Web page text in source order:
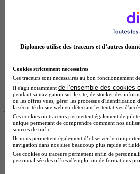
Master Informatique à Paris
Master Psychologie à Angers
BTS Communication à Lyon
BTS Ndrc à Lyon
Les intitulés de diplôme
les plus recherchés
BTS Esf en alternance
BTS Dietetique en alternance
BTS Mco en alternance
Diplomeo utilise des traceurs et d’autres
Cookies strictement nécessaires
Ces traceurs sont nécessaires au bon fonctionnement
Il s'agit notamment de l'ensemble des cookies
pendant sa navigation sur le site, de stocker des
ou les offres vues, gérer les processus
la sécurité du site web en détectant les tentatives
Ces cookies ou traceurs permettent également de
unique permettant de comprendre comment nos
sources de trafic.
Ils nous permettent également d’observer le
navigation dans nos sites beaucoup plus rapide et
Ces cookies ou traceurs permettent enfin de
personnalisée des offres d'emploi ou de formations